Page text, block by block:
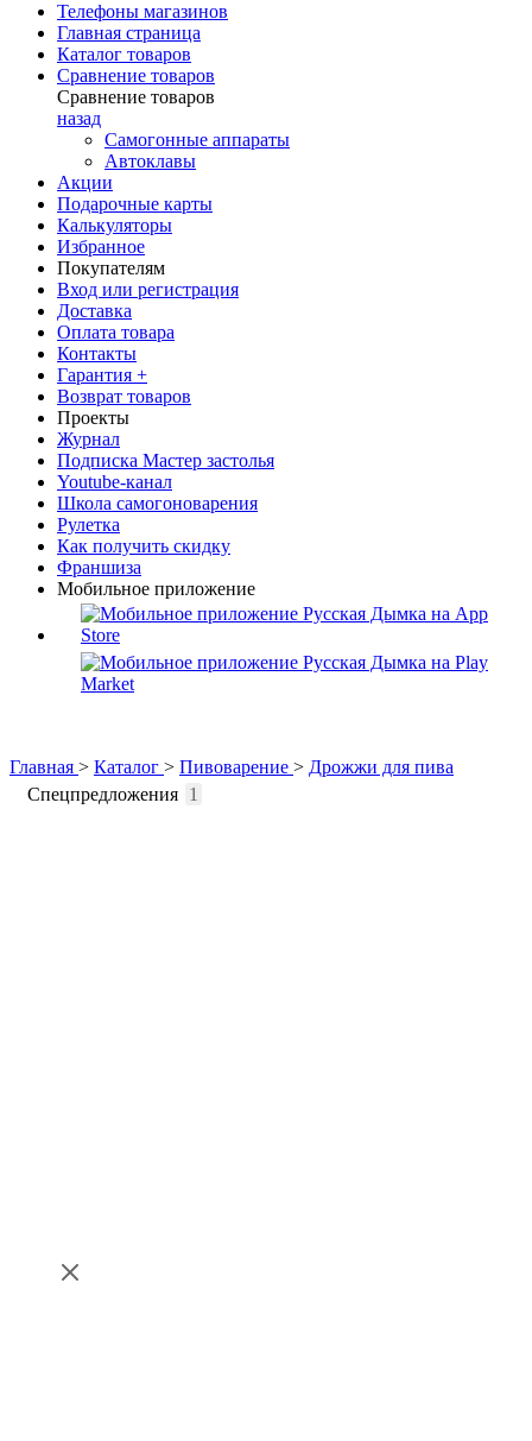
Телефоны магазинов
Главная страница
Каталог товаров
Сравнение товаров
Сравнение товаров
назад
Самогонные аппараты
Автоклавы
Акции
Подарочные карты
Калькуляторы
Избранное
Покупателям
Вход или регистрация
Доставка
Оплата товара
Контакты
Гарантия +
Возврат товаров
Проекты
Журнал
Подписка Мастер застолья
Youtube-канал
Школа самогоноварения
Рулетка
Как получить скидку
Франшиза
Мобильное приложение
Главная > Каталог > Пивоварение > Дрожжи для пива
Спецпредложения 1